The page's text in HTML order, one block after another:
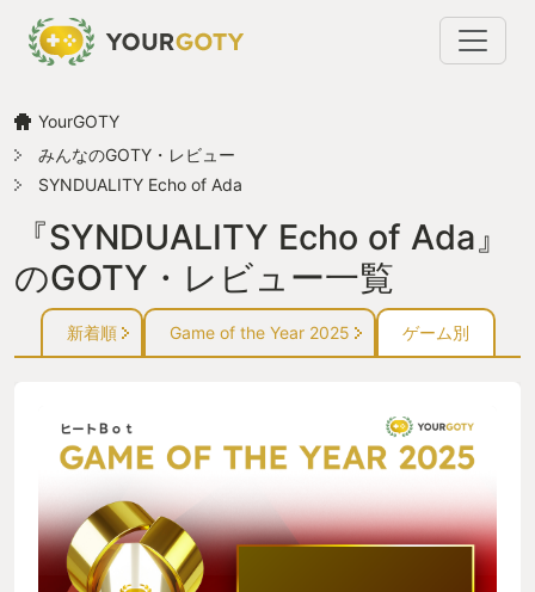
YourGOTY
みんなのGOTY・レビュー
SYNDUALITY Echo of Ada
『SYNDUALITY Echo of Ada』
のGOTY・レビュー一覧
新着順 Game of the Year 2025 ゲーム別